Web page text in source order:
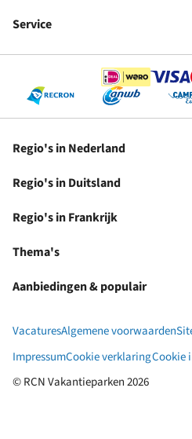
Service
Regio's in Nederland
Regio's in Duitsland
Regio's in Frankrijk
Thema's
Aanbiedingen & populair
© RCN Vakantieparken 2026
VacaturesAlgemene voorwaarden
ImpressumCookie verklaringCookie